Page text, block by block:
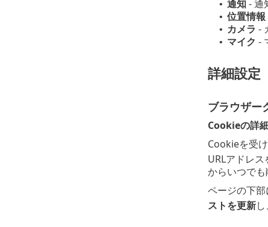
• 通知- 通
• 位置情報
• カメラ -
• マイク -
詳細設定
ブラウザー
Cookieの詳
Cookieを受
URLアドレス
からいつでも
ページの下
ストを更新し